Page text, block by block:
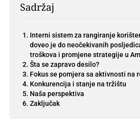
Sadržaj
Interni sistem za rangiranje
doveo je do neočekivanih
troškova i promjene strategije u
Šta se zapravo desilo?
Fokus se pomjera sa aktivnosti na
Konkurencija i stanje na tržištu
Naša perspektiva
Zaključak